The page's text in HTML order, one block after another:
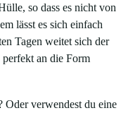
so dass es nicht von
lässt es sich einfach
Tagen weitet sich der
an die Form
Oder verwendest du eine